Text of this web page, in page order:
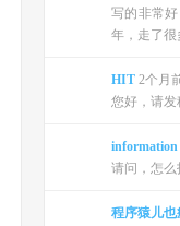
写的非常
年，走了很
HIT 2个月
您好，请发
information
请问，怎么
程序猿儿也